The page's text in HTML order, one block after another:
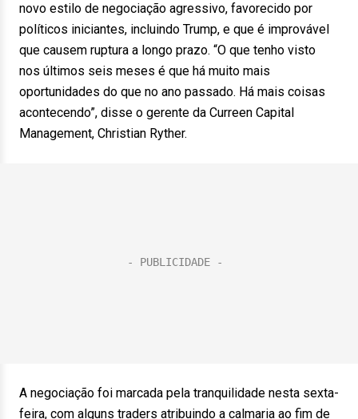
novo estilo de negociação agressivo, favorecido por
políticos iniciantes, incluindo Trump, e que é improvável
que causem ruptura a longo prazo. “O que tenho visto
nos últimos seis meses é que há muito mais
oportunidades do que no ano passado. Há mais coisas
acontecendo”, disse o gerente da Curreen Capital
Management, Christian Ryther.
A negociação foi marcada pela tranquilidade nesta sexta-
feira, com alguns traders atribuindo a calmaria ao fim de